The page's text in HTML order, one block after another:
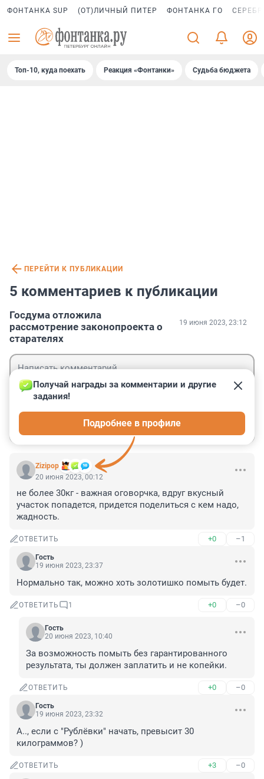
ФОНТАНКА SUP (ОТ)ЛИЧНЫЙ ПИТЕР ФОНТАНКА ГО
Топ-10, куда поехать Реакция «Фонтанки» Судьба бюджета
ПЕРЕЙТИ К ПУБЛИКАЦИИ
5 комментариев к публикации
Госдума отложила
рассмотрение законопроекта о
старателях
19 июня 2023, 23:12
Zizipop
Получай награды за комментарии и другие
задания!
Подробнее в профиле
20 июня 2023, 00:12
не более 30кг - важная оговорчка, вдруг вкусный
участок попадется, придется поделиться с кем надо,
жадность.
ОТВЕТИТЬ +0 –1
Гость
19 июня 2023, 23:37
Нормально так, можно хоть золотишко помыть будет.
ОТВЕТИТЬ 1 +0 –0
Гость
20 июня 2023, 10:40
За возможность помыть без гарантированного
результата, ты должен заплатить и не копейки.
ОТВЕТИТЬ +0 –0
Гость
19 июня 2023, 23:32
А.., если с "Рублёвки" начать, превысит 30
килограммов? )
ОТВЕТИТЬ +3 –0